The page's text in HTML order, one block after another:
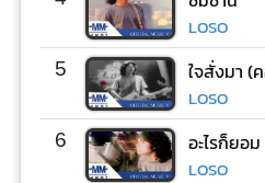
LOSO
5 ใจสั่งมา (
LOSO
6 อะไรก็ยอ
LOSO